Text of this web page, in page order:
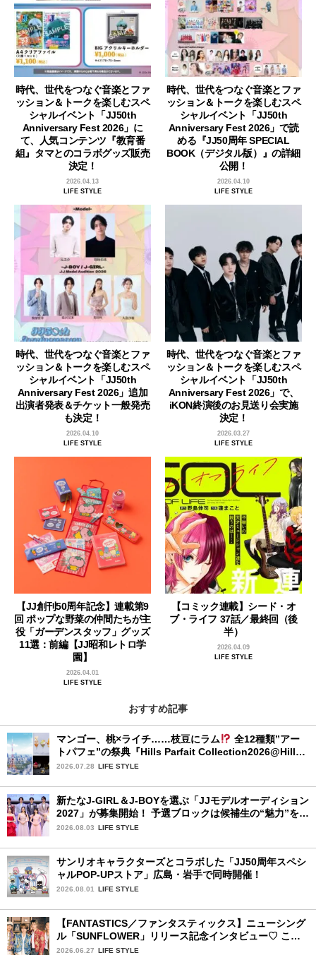
時代、世代をつなぐ音楽とファ
ッション＆トークを楽しむスペ
シャルイベント「JJ50th
Anniversary Fest 2026」に
て、人気コンテンツ『教育番
組』タマとのコラボグッズ販売
決定！
2026.04.13
LIFE STYLE
時代、世代をつなぐ音楽とファ
ッション＆トークを楽しむスペ
シャルイベント「JJ50th
Anniversary Fest 2026」で読
める『JJ50周年 SPECIAL
BOOK（デジタル版）』の詳細
公開！
2026.04.10
LIFE STYLE
時代、世代をつなぐ音楽とファ
ッション＆トークを楽しむスペ
シャルイベント「JJ50th
Anniversary Fest 2026」追加
出演者発表＆チケット一般発売
も決定！
2026.04.10
LIFE STYLE
時代、世代をつなぐ音楽とファ
ッション＆トークを楽しむスペ
シャルイベント「JJ50th
Anniversary Fest 2026」で、
iKON終演後のお見送り会実施
決定！
2026.03.27
LIFE STYLE
【JJ創刊50周年記念】連載第9
回 ポップな野菜の仲間たちが主
役「ガーデンスタッフ」グッズ
11選：前編【JJ昭和レトロ学
園】
2026.04.01
LIFE STYLE
【コミック連載】シード・オ
ブ・ライフ 37話／最終回（後
半）
2026.04.09
LIFE STYLE
おすすめ記事
マンゴー、桃×ライチ……枝豆にラム
全12種類”アー
トパフェ”の祭典『Hills Parfait Collection2026@Hills
House』
2026.07.28 LIFE STYLE
新たなJ-GIRL＆J-BOYを選ぶ「JJモデルオーディション
2027」が募集開始！ 予選ブロックは候補生の“魅力”を重
視した「新システム」に変わります
2026.08.03 LIFE STYLE
サンリオキャラクターズとコラボした「JJ50周年スペシ
ャルPOP-UPストア」広島・岩手で同時開催！
2026.08.01 LIFE STYLE
【FANTASTICS／ファンタスティックス】ニューシング
ル「SUNFLOWER」リリース記念インタビュー♡ この
夏楽しみにしていることは？
2026.06.27 LIFE STYLE